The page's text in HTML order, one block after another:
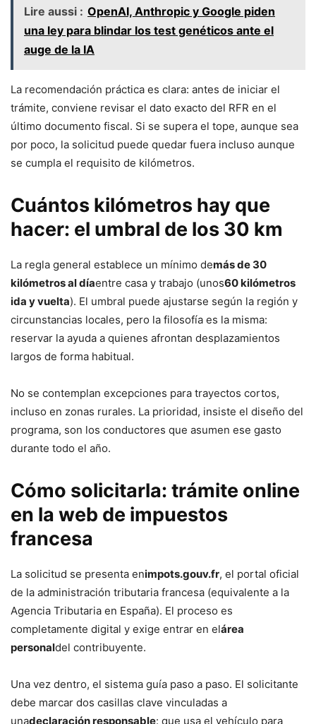
Lire aussi : OpenAI, Anthropic y Google piden
una ley para blindar los test genéticos ante el
auge de la IA
La recomendación práctica es clara: antes de iniciar el
trámite, conviene revisar el dato exacto del RFR en el
último documento fiscal. Si se supera el tope, aunque sea
por poco, la solicitud puede quedar fuera incluso aunque
se cumpla el requisito de kilómetros.
Cuántos kilómetros hay que
hacer: el umbral de los 30 km
La regla general establece un mínimo demás de 30
kilómetros al díaentre casa y trabajo (unos60 kilómetros
ida y vuelta). El umbral puede ajustarse según la región y
circunstancias locales, pero la filosofía es la misma:
reservar la ayuda a quienes afrontan desplazamientos
largos de forma habitual.
No se contemplan excepciones para trayectos cortos,
incluso en zonas rurales. La prioridad, insiste el diseño del
programa, son los conductores que asumen ese gasto
durante todo el año.
Cómo solicitarla: trámite online
en la web de impuestos
francesa
La solicitud se presenta enimpots.gouv.fr, el portal oficial
de la administración tributaria francesa (equivalente a la
Agencia Tributaria en España). El proceso es
completamente digital y exige entrar en elárea
personaldel contribuyente.
Una vez dentro, el sistema guía paso a paso. El solicitante
debe marcar dos casillas clave vinculadas a
unadeclaración responsable: que usa el vehículo para